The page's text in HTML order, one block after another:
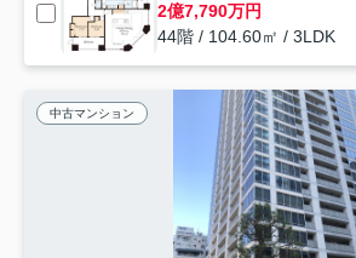
2億7,790万円
44階 / 104.60㎡ / 3LDK
中古マンション